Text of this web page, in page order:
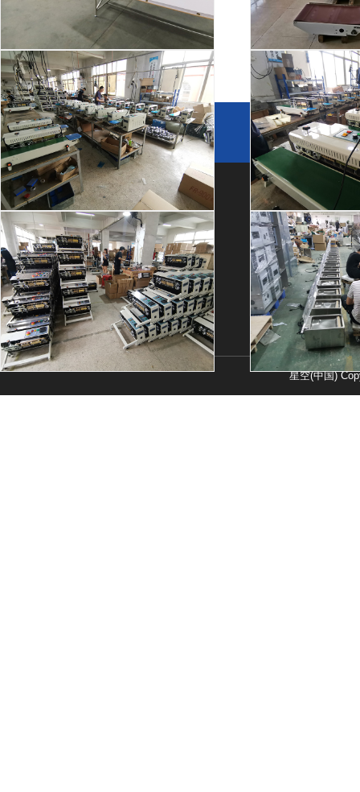
热收缩包装速度和包装效果有紧密的关系
购买机械产品时，质量和服务同等重要。这是每个认识我
他们说的话。不要说价格多低，也不要跟我说哪个机械设
厂房车间 厂
封口机生产 封口
单室真
友情链接
链接申请 +
关于我们
公司简介
厂房设备
荣誉资质
合作伙伴
产品中心
自动封箱机
自动开箱机
自动打包机
查看更多>>
快速链接
应用案例
星空(中国)
星空(中国)
常见问题
星空(中国)